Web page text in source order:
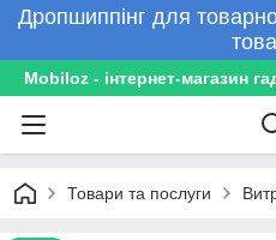
Дропшиппінг для
Mobiloz - інтернет-магазин
Товари та послуги